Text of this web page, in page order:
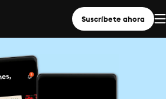
Suscríbete ahora